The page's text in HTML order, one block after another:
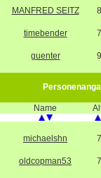
MANFRED SEITZ
timebender
guenter
Name
michaelshn
oldcopman53